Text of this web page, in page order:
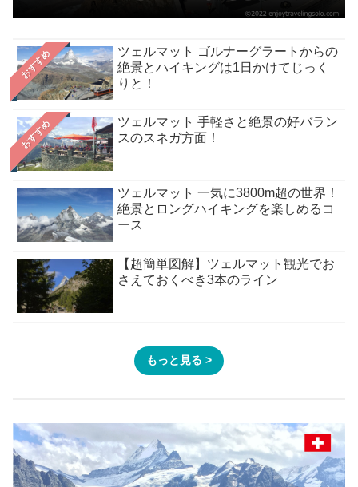
おすすめ
ツェルマット ゴルナーグラートからの
絶景とハイキングは1日かけてじっく
りと！
おすすめ
ツェルマット 手軽さと絶景の好バラン
スのスネガ方面！
ツェルマット 一気に3800m超の世界！
絶景とロングハイキングを楽しめるコ
ース
【超簡単図解】ツェルマット観光でお
さえておくべき3本のライン
もっと見る >